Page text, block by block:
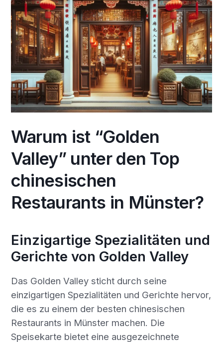
Warum ist “Golden
Valley” unter den Top
chinesischen
Restaurants in Münster?
Einzigartige Spezialitäten und
Gerichte von Golden Valley
Das Golden Valley sticht durch seine
einzigartigen Spezialitäten und Gerichte hervor,
die es zu einem der besten chinesischen
Restaurants in Münster machen. Die
Speisekarte bietet eine ausgezeichnete